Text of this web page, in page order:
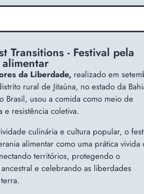
Transitions - Festival pela
da Liberdade, realizado em
rural de Jitaúna, no estado da
Brasil, usou a comida como meio de
e resistência coletiva.
culinária e cultura popular, o
alimentar como uma prática vivida
territórios, protegendo o
e celebrando as liberdades